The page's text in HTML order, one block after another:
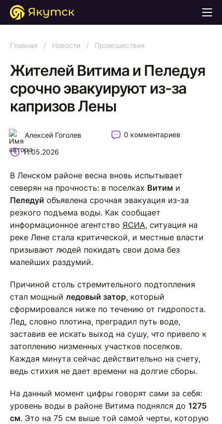
Главная / Новости / Происшествия
Жителей Витима и Пеледуя
срочно эвакуируют из-за
капризов Лены
Алексей Гоголев 0 комментариев
11.05.2026
В Ленском районе весна вновь испытывает
северян на прочность: в поселках Витим и
Пеледуй объявлена срочная эвакуация из-за
резкого подъема воды. Как сообщает
информационное агентство ЯСИА, ситуация на
реке Лене стала критической, и местные власти
призывают людей покидать свои дома без
малейших раздумий.
Причиной столь стремительного подтопления
стал мощный ледовый затор, который
сформировался ниже по течению от гидропоста.
Лед, словно плотина, преградил путь воде,
заставив ее искать выход на сушу, что привело к
затоплению низменных участков поселков.
Каждая минута сейчас действительно на счету,
ведь стихия не дает времени на долгие сборы.
На данный момент цифры говорят сами за себя:
уровень воды в районе Витима поднялся до 1275
см. Это на 75 см выше той самой черты, которую